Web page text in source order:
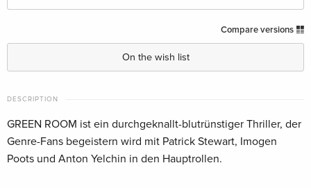
English · US Version
EUR 25.49
Standard edition
Sold out
Standard edition — (selected)
German
Sold out
Compare versions
On the wish list
DESCRIPTION
GREEN ROOM ist ein durchgeknallt-blutrünstiger Thriller, der
Genre-Fans begeistern wird mit Patrick Stewart, Imogen
Poots und Anton Yelchin in den Hauptrollen.